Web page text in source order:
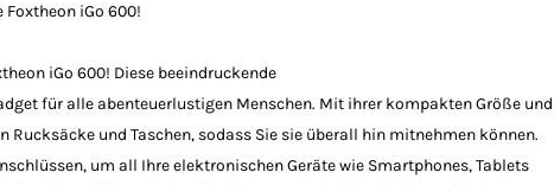
Foxtheon iGo 600!
iGo 600! Diese beeindruckende
für alle abenteuerlustigen Menschen. Mit ihrer kompakten Größe und
und Taschen, sodass Sie sie überall hin mitnehmen können.
um all Ihre elektronischen Geräte wie Smartphones, Tablets